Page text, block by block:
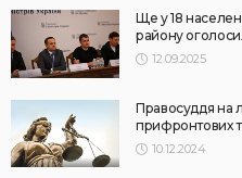
Ще у 18
району
12.09.2025
Правосуддя на
прифронтових
10.12.2024